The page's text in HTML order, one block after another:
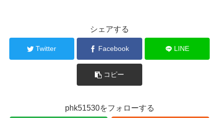
シェアする
Twitter Facebook LINE
コピー
phk51530をフォローする